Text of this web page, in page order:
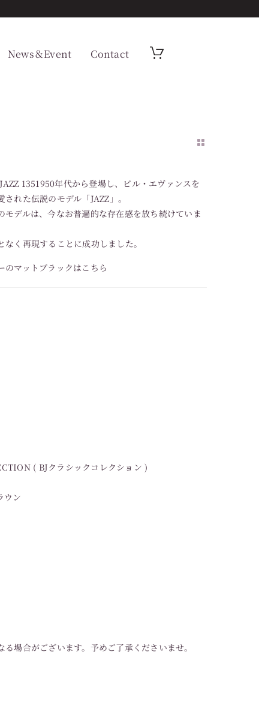
News＆Event Contact
1351950年代から登場し、ビル・エヴァンスを
れた伝説のモデル「JAZZ」。
デルは、今なお普遍的な存在感を放ち続けていま
く再現することに成功しました。
のマットブラックはこちら
( BJクラシックコレクション )
ウン
場合がございます。予めご了承くださいませ。